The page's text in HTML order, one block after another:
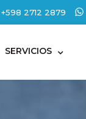
+598 2712 2879
SERVICIOS